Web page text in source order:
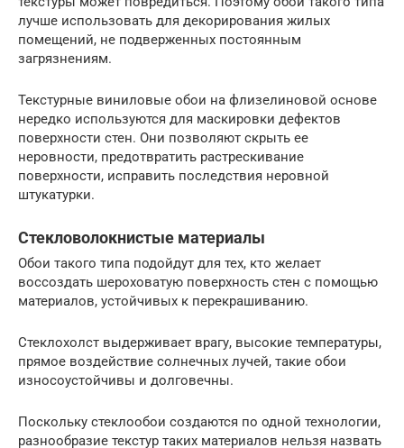
лучше использовать для декорирования жилых
помещений, не подверженных постоянным
загрязнениям.
Текстурные виниловые обои на флизелиновой основе
нередко используются для маскировки дефектов
поверхности стен. Они позволяют скрыть ее
неровности, предотвратить растрескивание
поверхности, исправить последствия неровной
штукатурки.
Стекловолокнистые материалы
Обои такого типа подойдут для тех, кто желает
воссоздать шероховатую поверхность стен с помощью
материалов, устойчивых к перекрашиванию.
Стеклохолст выдерживает врагу, высокие температуры,
прямое воздействие солнечных лучей, такие обои
износоустойчивы и долговечны.
Поскольку стеклообои создаются по одной технологии,
разнообразие текстур таких материалов нельзя назвать